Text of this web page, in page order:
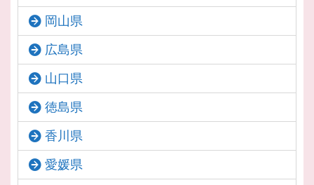
岡山県
広島県
山口県
徳島県
香川県
愛媛県